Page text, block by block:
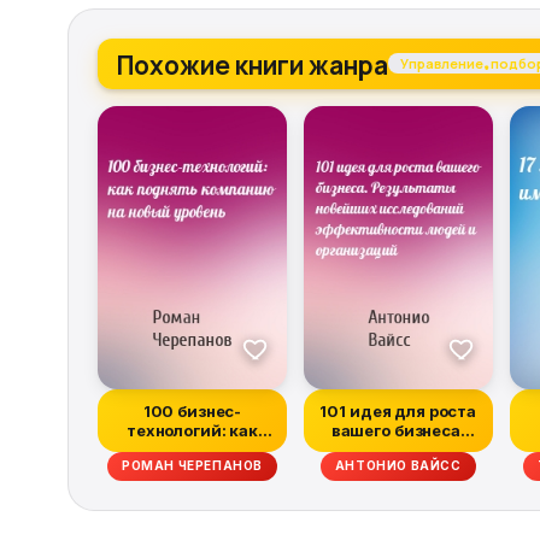
Похожие книги жанра Управление,
100 бизнес-
технологий: как
поднять компанию
на нов...
РОМАН ЧЕРЕПАНОВ
101 идея для роста
вашего бизнеса.
Результаты нове...
АНТОНИО ВАЙСС